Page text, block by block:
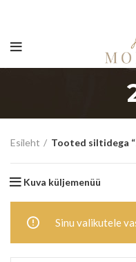
Esileht Tooted siltidega
Kuva küljemenüü
Sinu valikutele